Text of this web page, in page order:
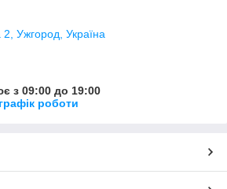
2, Ужгород, Україна
з 09:00 до 19:00
роботи